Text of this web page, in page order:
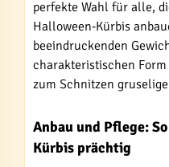
perfekte Wahl für alle,
Halloween-Kürbis
beeindruckenden
charakteristischen
zum Schnitzen
Anbau und Pflege:
Kürbis prächtig